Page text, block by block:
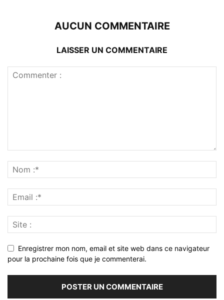
AUCUN COMMENTAIRE
LAISSER UN COMMENTAIRE
Enregistrer mon nom, email et site web dans ce navigateur
pour la prochaine fois que je commenterai.